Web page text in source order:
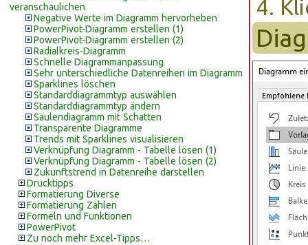
veranschaulichen
Negative Werte im Diagramm hervorheben
PowerPivot-Diagramm erstellen (1)
PowerPivot-Diagramm erstellen (2)
Radialkreis-Diagramm
Schnelle Diagrammanpassung
Sehr unterschiedliche Datenreihen im Diagramm
Sparklines löschen
Standarddiagrammtyp auswählen
Standarddiagrammtyp ändern
Säulendiagramm mit Schatten
Transparente Diagramme
Trends mit Sparklines visualisieren
Verknüpfung Diagramm - Tabelle lösen (1)
Verknüpfung Diagramm - Tabelle lösen (2)
Zukunftstrend in Datenreihe darstellen
Drucktipps
Formatierung Diverse
Formatierung Zahlen
Formeln und Funktionen
PowerPivot
Zu noch mehr Excel-Tipps…